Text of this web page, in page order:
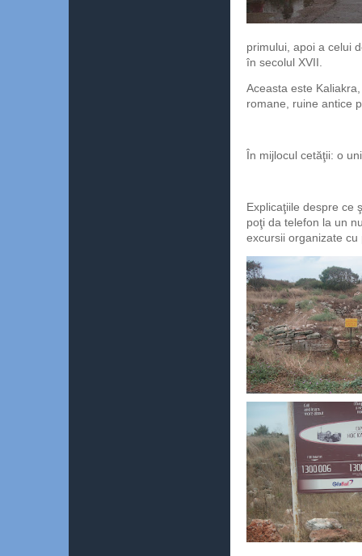
primului, apoi a celui
în secolul XVII.
Aceasta este
romane, ruine antice
În mijlocul cetăţii: o
Explicaţiile despre ce
poţi da telefon la un
excursii organizate